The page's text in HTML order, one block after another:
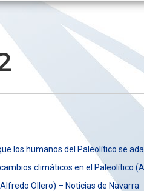
los humanos del Paleolítico se
climáticos en el Paleolítico
Ollero) – Noticias de Navarra